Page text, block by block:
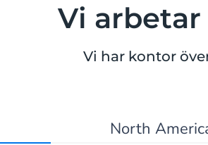
Vi
Vi har kontor
North